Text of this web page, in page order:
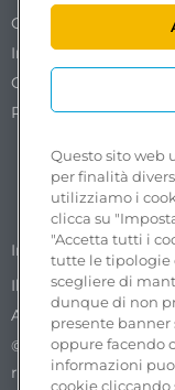
Codice Fiscale.
Imprese di Roma n.
Capitale sociale
Pec:
freetox-
Impostazioni cookie
Il Whistleblowing
Accessibilità
©2025 Progetto e
riservati.
Questo sito web
per finalità
utilizziamo i
clicca su
"Accetta tutti i
tutte le tipologie
scegliere di
dunque di non
presente banner
oppure facendo
informazioni
cookie